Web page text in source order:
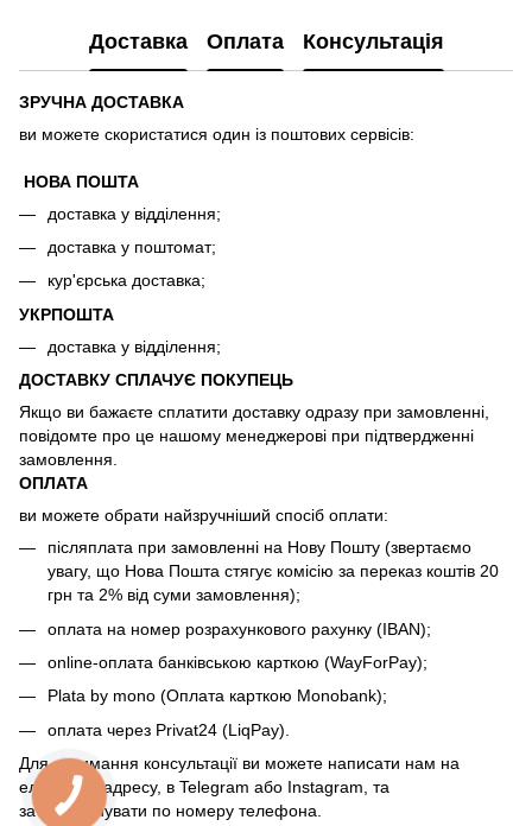
Доставка Оплата Консультація
ЗРУЧНА ДОСТАВКА
ви можете скористатися один із поштових сервісів:
НОВА ПОШТА
доставка у відділення;
доставка у поштомат;
кур'єрська доставка;
УКРПОШТА
доставка у відділення;
ДОСТАВКУ СПЛАЧУЄ ПОКУПЕЦЬ
Якщо ви бажаєте сплатити доставку одразу при замовленні,
повідомте про це нашому менеджерові при підтвердженні
замовлення.
ОПЛАТА
ви можете обрати найзручніший спосіб оплати:
післяплата при замовленні на Нову Пошту (звертаємо
увагу, що Нова Пошта стягує комісію за переказ коштів 20
грн та 2% від суми замовлення);
оплата на номер розрахункового рахунку (IBAN);
online-оплата банківською карткою (WayForPay);
Plata by mono (Оплата карткою Monobank);
оплата через Privat24 (LiqPay).
Для отримання консультації ви можете написати нам на
електрону адресу, в Telegram або Instagram, та
зателефонувати по номеру телефона.